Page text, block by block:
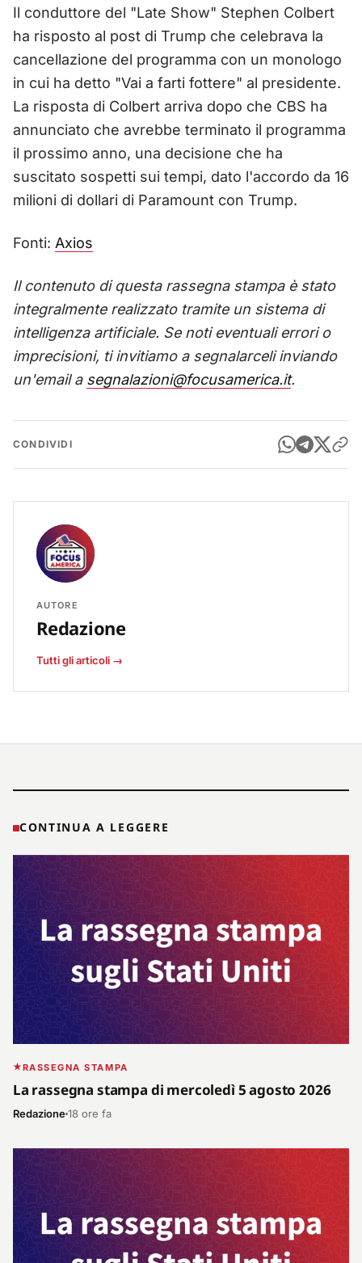
Il conduttore del "Late Show" Stephen Colbert
ha risposto al post di Trump che celebrava la
cancellazione del programma con un monologo
in cui ha detto "Vai a farti fottere" al presidente.
La risposta di Colbert arriva dopo che CBS ha
annunciato che avrebbe terminato il programma
il prossimo anno, una decisione che ha
suscitato sospetti sui tempi, dato l'accordo da 16
milioni di dollari di Paramount con Trump.
Fonti: Axios
Il contenuto di questa rassegna stampa è stato
integralmente realizzato tramite un sistema di
intelligenza artificiale. Se noti eventuali errori o
imprecisioni, ti invitiamo a segnalarceli inviando
un'email a segnalazioni@focusamerica.it.
CONDIVIDI
AUTORE
Redazione
Tutti gli articoli →
CONTINUA A LEGGERE
RASSEGNA STAMPA
La rassegna stampa di mercoledì 5 agosto 2026
Redazione18 ore fa